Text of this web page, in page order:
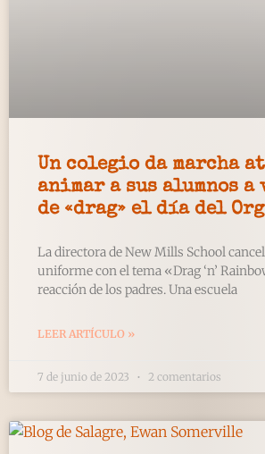
Un colegio da marcha
animar a sus alumnos
de «drag» el día del
La directora de New Mills School
uniforme con el tema «Drag ‘n’
reacción de los padres. Una escuela
LEER ARTÍCULO »
7 de junio de 2023 2 comentarios